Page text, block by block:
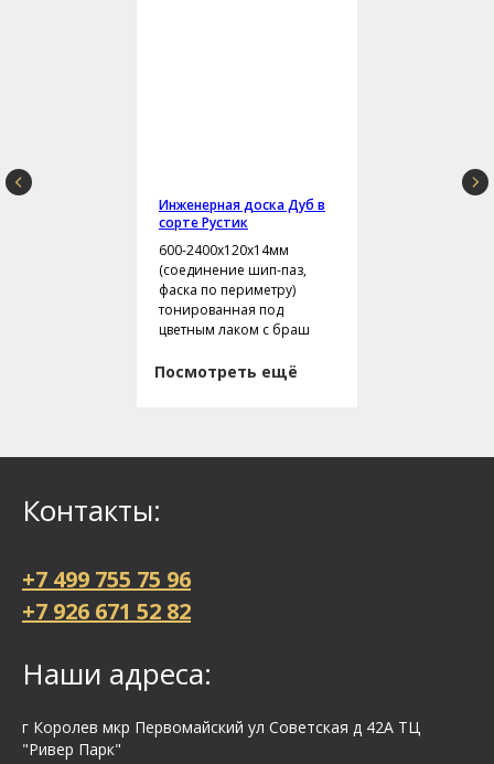
Инженерная доска Дуб в
сорте Рустик
600-2400х120х14мм
(соединение шип-паз,
фаска по периметру)
тонированная под
цветным лаком с браш
Посмотреть ещё
Контакты:
+7 499 755 75 96
+7 926 671 52 82
Наши адреса:
г Королев мкр Первомайский ул Cоветская д 42А ТЦ
"Ривер Парк"